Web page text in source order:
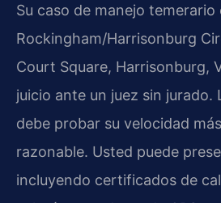
Su caso de manejo temerario
Rockingham/Harrisonburg
Court Square, Harrisonburg,
juicio ante un juez sin jurado.
debe probar su velocidad
razonable. Usted puede
incluyendo certificados de